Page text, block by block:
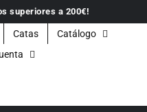
superiores a 200€!
Catas
Catálogo